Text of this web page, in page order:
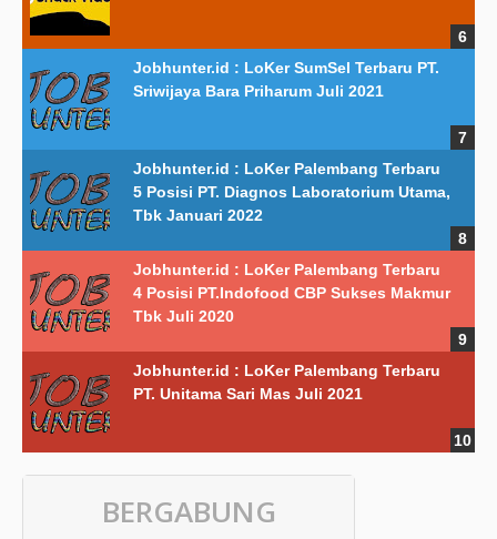
Jobhunter.id : LoKer SumSel Terbaru PT.
Sriwijaya Bara Priharum Juli 2021
Jobhunter.id : LoKer Palembang Terbaru
5 Posisi PT. Diagnos Laboratorium Utama,
Tbk Januari 2022
Jobhunter.id : LoKer Palembang Terbaru
4 Posisi PT.Indofood CBP Sukses Makmur
Tbk Juli 2020
Jobhunter.id : LoKer Palembang Terbaru
PT. Unitama Sari Mas Juli 2021
BERGABUNG